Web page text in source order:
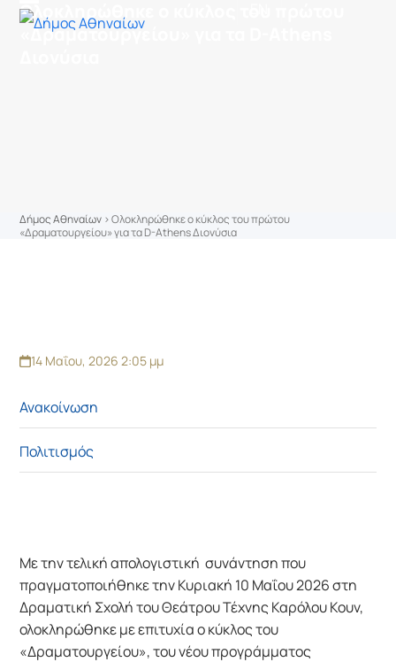
Skip
περιεχόμενο
Open
Close
Ολοκληρώθηκε ο κύκλος του πρώτου
«Δραματουργείου» για τα D-Athens
Δήμος Αθηναίων >Ολοκληρώθηκε ο κύκλος του πρώτου
«Δραματουργείου» για τα D-Athens Διονύσια
14 Μαΐου, 2026 2:05 μμ
Ανακοίνωση
Πολιτισμός
Με την τελική απολογιστική συνάντηση που
πραγματοποιήθηκε την Κυριακή 10 Μαΐου 2026 στη
Δραματική Σχολή του Θεάτρου Τέχνης Καρόλου Κουν,
ολοκληρώθηκε με επιτυχία ο κύκλος του
«Δραματουργείου», του νέου προγράμματος